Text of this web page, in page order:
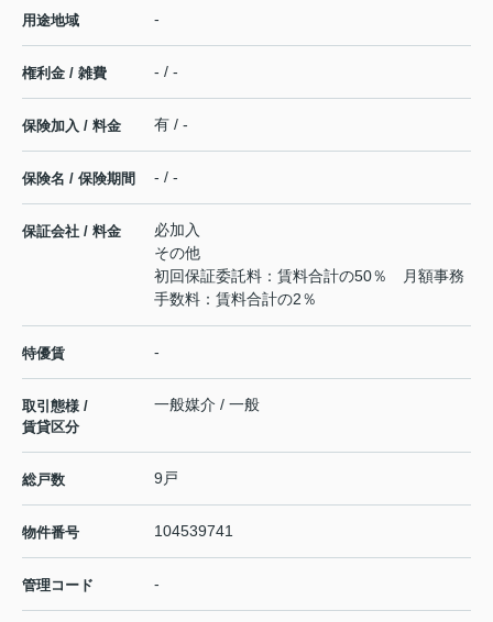
用途地域 -
権利金 / 雑費 - / -
保険加入 / 料金 有 / -
保険名 / 保険期間 - / -
保証会社 / 料金
必加入
その他
初回保証委託料：賃料合計の50％ 月額事務
手数料：賃料合計の2％
特優賃 -
取引態様 /
賃貸区分
一般媒介 / 一般
総戸数 9戸
物件番号 104539741
管理コード -